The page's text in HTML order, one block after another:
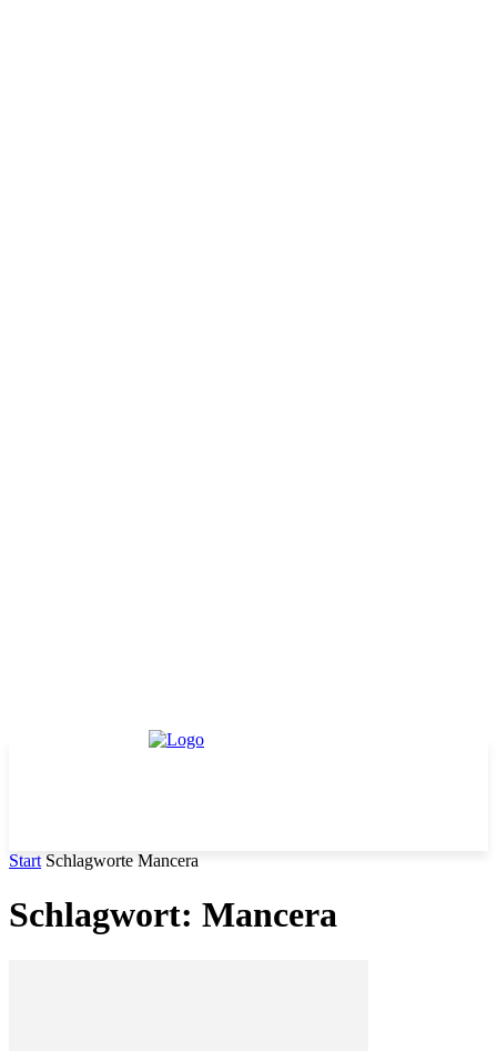
Start Schlagworte Mancera
Schlagwort: Mancera